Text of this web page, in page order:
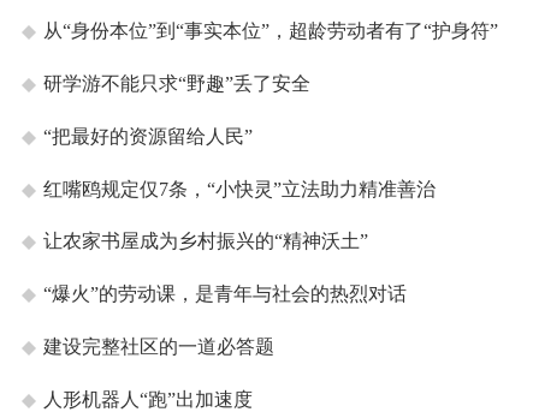
从“身份本位”到“事实本位”，超龄劳动者有了“护身符”
研学游不能只求“野趣”丢了安全
“把最好的资源留给人民”
红嘴鸥规定仅7条，“小快灵”立法助力精准善治
让农家书屋成为乡村振兴的“精神沃土”
“爆火”的劳动课，是青年与社会的热烈对话
建设完整社区的一道必答题
人形机器人“跑”出加速度